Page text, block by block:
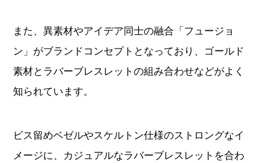
また、異素材やアイデア同士の融合「フュージョ
ン」がブランドコンセプトとなっており、ゴールド
素材とラバーブレスレットの組み合わせなどがよく
知られています。
ビス留めベゼルやスケルトン仕様のストロングなイ
メージに、カジュアルなラバーブレスレットを合わ